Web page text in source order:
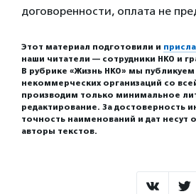
договоренности, оплата не
Этот материал подготовили и
наши читатели — сотрудники НКО и
В рубрике «Жизнь НКО» мы
некоммерческих организаций со
производим только минимальное
редактирование. За достоверность
точность наименований и дат несут
авторы текстов.